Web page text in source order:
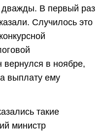
дважды. В первый раз
Случилось это
в ноябре,
выплату ему
такие
министр